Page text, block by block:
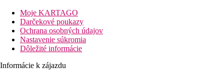
Vzdialenosti
pláže: 100 m
letiska: 17 km
centra: 15 km
Moje KARTAGO
Darčekové poukazy
Ochrana osobných údajov
Nastavenie súkromia
Dôležité informácie
Informácie k zájazdu